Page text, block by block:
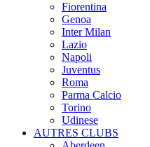
Fiorentina
Genoa
Inter Milan
Lazio
Napoli
Juventus
Roma
Parma Calcio
Torino
Udinese
AUTRES CLUBS